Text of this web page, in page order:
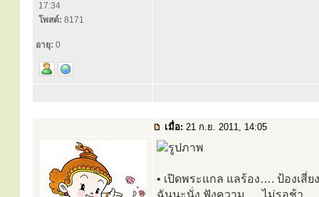
17:34
โพสต์: 8171
อายุ: 0
เมื่อ: 21 ก.ย. 2011, 14:05
• เปิดพระแกล แลร้อง…. ป้องเสี่ย
ฉันนะนั่ง ฟังความ…. ไม่รอช้า